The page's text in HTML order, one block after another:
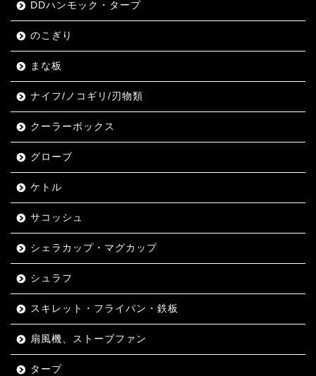
DDハンモック・タープ
のこぎり
まな板
ナイフ/ノコギリ/刃物類
クーラーボックス
グローブ
ケトル
サコッシュ
シェラカップ・マグカップ
シュラフ
スキレット・フライパン・鉄板
扇風機、ストーブファン
タープ